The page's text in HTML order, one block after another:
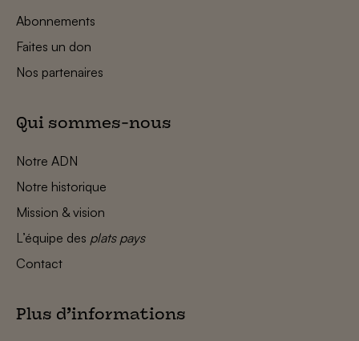
Abonnements
Faites un don
Nos partenaires
Qui sommes-nous
Notre ADN
Notre historique
Mission & vision
L’équipe des plats pays
Contact
Plus d’informations